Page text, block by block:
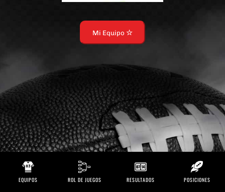
Mi Equipo
EQUIPOS ROL DE JUEGOS RESULTADOS POSICIONES